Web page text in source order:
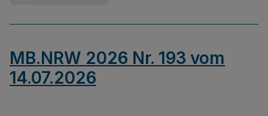
MB.NRW 2026 Nr. 193 vom
14.07.2026